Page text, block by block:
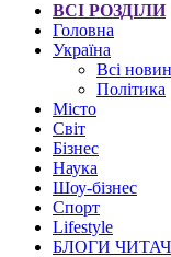
ВСІ РОЗДІЛИ
Головна
Україна
Всі
Політика
Місто
Світ
Бізнес
Наука
Шоу-бізнес
Спорт
Lifestyle
БЛОГИ